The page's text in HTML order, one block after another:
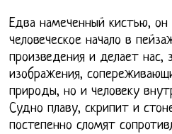
Едва намеченный кистью,
человеческое начало в
произведения и делает нас,
изображения,
природы, но и человеку
Судно плаву, скрипит и
постепенно сломят